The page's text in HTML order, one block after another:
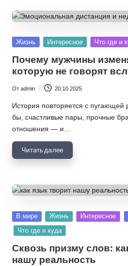
Опубликовано
Жизнь Интересное Что где и
Почему мужчины
которую не говорят
от
От admin 20.10.2025
История повторяется с пугающей
бы, счастливые пары, прочные
отношения — и…
Читать далее
Опубликовано
в
В мире Жизнь Интересное
Что где и куда
Сквозь призму слов:
нашу реальность